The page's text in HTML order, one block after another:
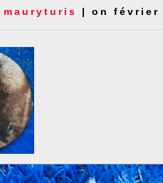
mauryturis | on février